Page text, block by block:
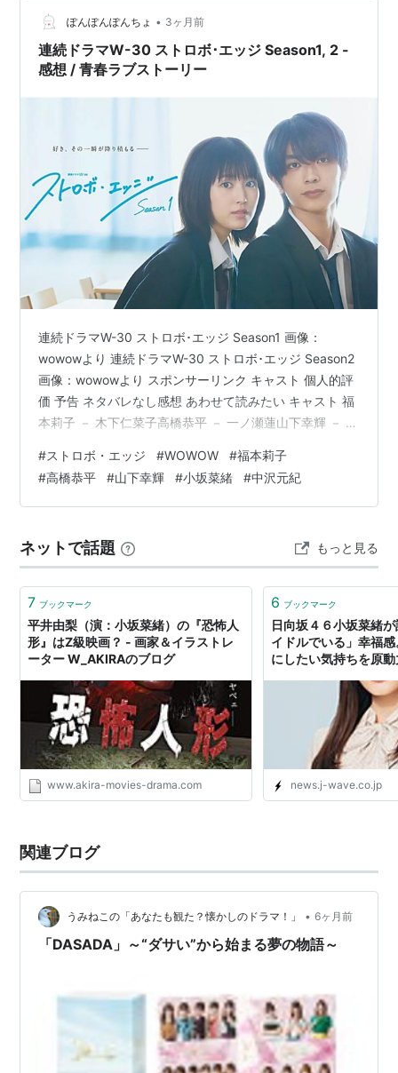
ぽんぽんぽんちょ • 3ヶ月前
連続ドラマW-30 ストロボ･エッジ Season1, 2 -
感想 / 青春ラブストーリー
連続ドラマW-30 ストロボ･エッジ Season1 画像：
wowowより 連続ドラマW-30 ストロボ･エッジ Season2
画像：wowowより スポンサーリンク キャスト 個人的評
価 予告 ネタバレなし感想 あわせて読みたい キャスト 福
本莉子 － 木下仁菜子高橋恭平 － 一ノ瀬蓮山下幸輝 － 安
翼 － 三好学井上想良 － 寺田裕太郎井上音生 － 筒井環小
栗有以 － 柏木律子田鍋梨々花 － 是永麻由香吉柳咲良 －
杉本真央長谷川京子 － 高沢亜紀中村俊介 － 是永洋平野
恭…
#ストロボ・エッジ #WOWOW #福本莉子
#高橋恭平 #山下幸輝 #小坂菜緒 #中沢元紀
ネットで話題 もっと見る
7 ブックマーク
平井由梨（演：小坂菜緒）の『恐怖人
形』はZ級映画？ - 画家＆イラストレ
ーター W_AKIRAのブログ
www.akira-movies-drama.com
6 ブックマーク
日向坂４６小坂菜緒
イドルでいる」幸福
にしたい気持ちを原
news.j-wave.co.jp
関連ブログ
うみねこの「あなたも観た？懐かしのドラマ！」 • 6ヶ月前
「DASADA」～“ダサい”から始まる夢の物語～